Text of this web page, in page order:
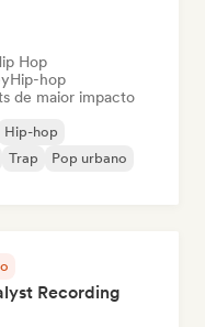
Hop
Hip-hop
de maior impacto
Hip-hop
Trap
Pop urbano
Recording